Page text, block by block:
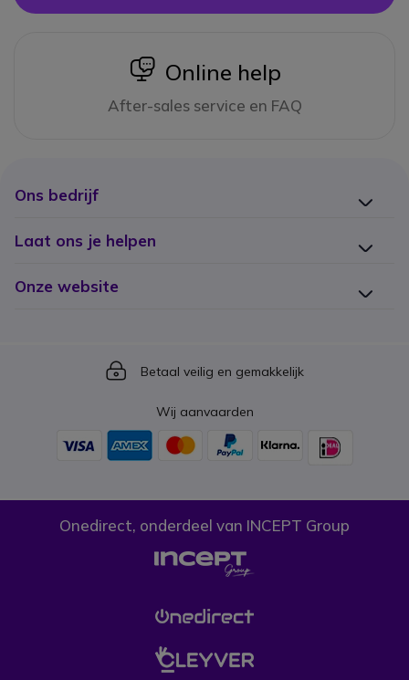
icon
Online help
After-sales service en FAQ
Ons bedrijf
Laat ons je helpen
Onze website
Icon
Betaal veilig en gemakkelijk
Wij aanvaarden
Onedirect, onderdeel van INCEPT Group